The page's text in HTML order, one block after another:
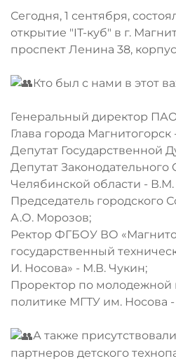
Сегодня, 1 сентября,
открытие "IT-куб" в г.
проспект Ленина 38, корпус
Кто был с нами в этот
Генеральный директор
Глава города
Депутат Государственной
Депутат Законодательного
Челябинской области -
Председатель городского
А.О. Морозов;
Ректор ФГБОУ ВО
государственный
И. Носова» - М.В. Чукин;
Проректор по
политике МГТУ им. Носова
А также
партнеров детского